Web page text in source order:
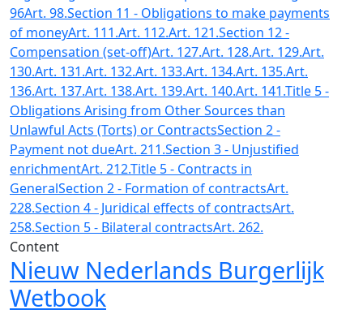
96Art. 98.Section 11 - Obligations to make payments
of moneyArt. 111.Art. 112.Art. 121.Section 12 -
Compensation (set-off)Art. 127.Art. 128.Art. 129.Art.
130.Art. 131.Art. 132.Art. 133.Art. 134.Art. 135.Art.
136.Art. 137.Art. 138.Art. 139.Art. 140.Art. 141.Title 5 -
Obligations Arising from Other Sources than
Unlawful Acts (Torts) or ContractsSection 2 -
Payment not dueArt. 211.Section 3 - Unjustified
enrichmentArt. 212.Title 5 - Contracts in
GeneralSection 2 - Formation of contractsArt.
228.Section 4 - Juridical effects of contractsArt.
258.Section 5 - Bilateral contractsArt. 262.
Content
Nieuw Nederlands Burgerlijk
Wetbook